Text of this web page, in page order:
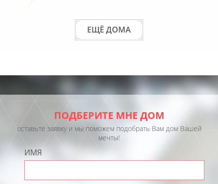
ЕЩЁ ДОМА
ПОДБЕРИТЕ МНЕ ДОМ
оставьте заявку и мы поможем подобрать Вам дом Вашей
мечты!
ИМЯ